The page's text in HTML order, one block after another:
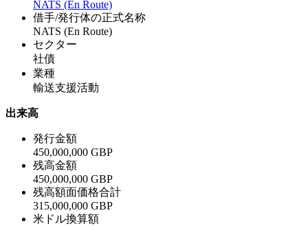
NATS (En Route)
借手/発行体の正式名称
NATS (En Route)
セクター
社債
業種
輸送支援活動
出来高
発行金額
450,000,000 GBP
残高金額
450,000,000 GBP
残高額面価格合計
315,000,000 GBP
米ドル換算額